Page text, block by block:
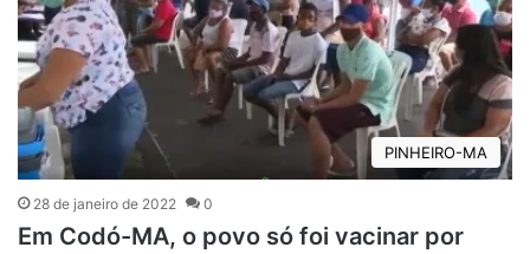
PINHEIRO-MA
28 de janeiro de 2022 0
Em Codó-MA, o povo só foi vacinar por